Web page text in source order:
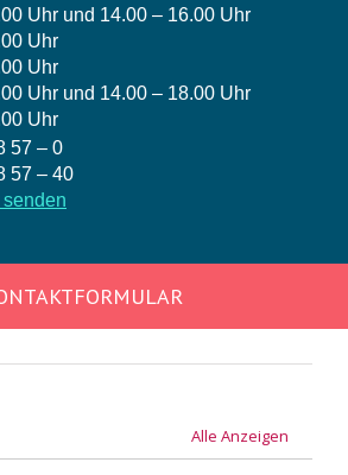
Uhr und 14.00 – 16.00 Uhr
Uhr
Uhr
Uhr und 14.00 – 18.00 Uhr
Uhr
57 – 0
57 – 40
Alle Anzeigen